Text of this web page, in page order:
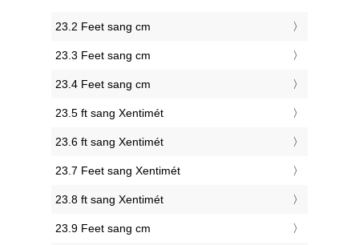
23.2 Feet sang cm
23.3 Feet sang cm
23.4 Feet sang cm
23.5 ft sang Xentimét
23.6 ft sang Xentimét
23.7 Feet sang Xentimét
23.8 ft sang Xentimét
23.9 Feet sang cm